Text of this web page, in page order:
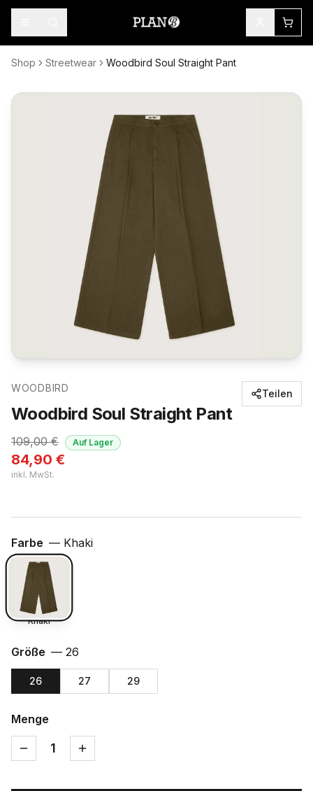
Shop Streetwear Woodbird Soul Straight Pant
WOODBIRD
Woodbird Soul Straight Pant
109,00€
84,90 €
inkl. MwSt.
Auf Lager
Teilen
Farbe — Khaki
Khaki
Größe — 26
26 27 29
Menge
1